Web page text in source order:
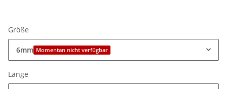
Größe
6mm Momentan nicht verfügbar
Länge